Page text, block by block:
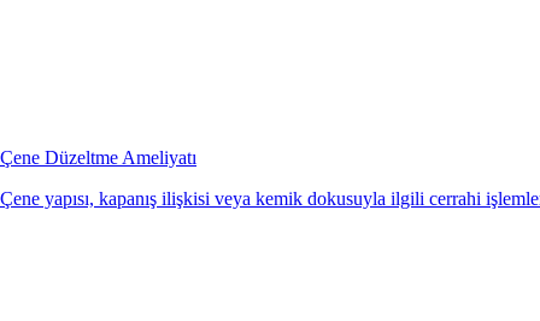
Çene Düzeltme Ameliyatı
Çene yapısı, kapanış ilişkisi veya kemik dokusuyla ilgili cerrahi